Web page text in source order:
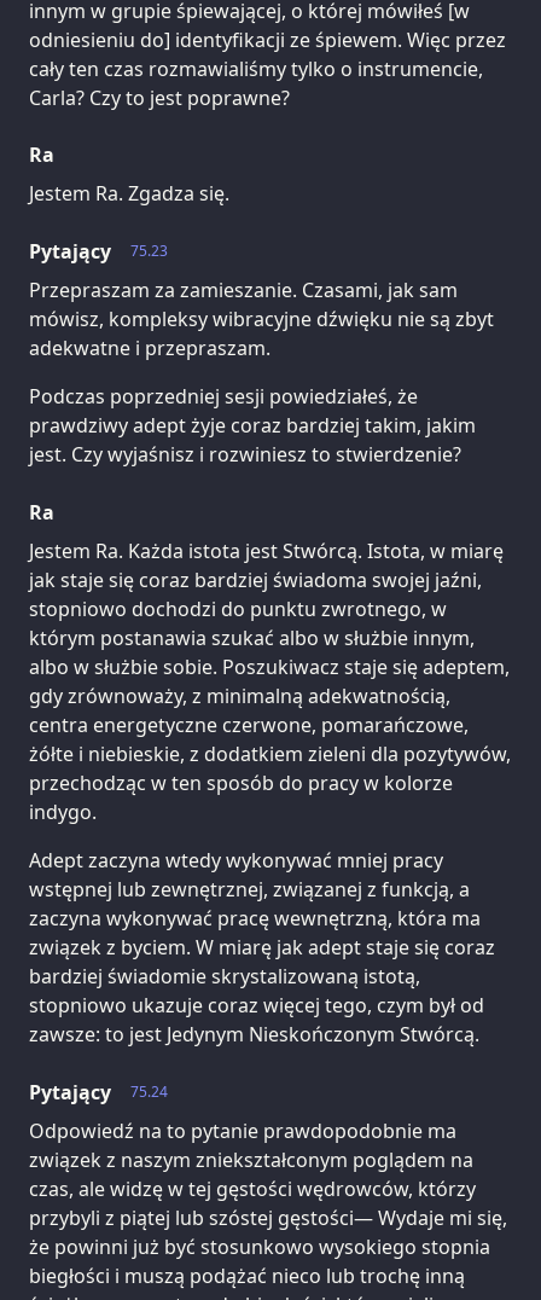
innym w grupie śpiewającej, o której mówiłeś [w
odniesieniu do] identyfikacji ze śpiewem. Więc przez
cały ten czas rozmawialiśmy tylko o instrumencie,
Carla? Czy to jest poprawne?
Ra
Jestem Ra. Zgadza się.
75.23
Pytający
Przepraszam za zamieszanie. Czasami, jak sam
mówisz, kompleksy wibracyjne dźwięku nie są zbyt
adekwatne i przepraszam.
Podczas poprzedniej sesji powiedziałeś, że
prawdziwy adept żyje coraz bardziej takim, jakim
jest. Czy wyjaśnisz i rozwiniesz to stwierdzenie?
Ra
Jestem Ra. Każda istota jest Stwórcą. Istota, w miarę
jak staje się coraz bardziej świadoma swojej jaźni,
stopniowo dochodzi do punktu zwrotnego, w
którym postanawia szukać albo w służbie innym,
albo w służbie sobie. Poszukiwacz staje się adeptem,
gdy zrównoważy, z minimalną adekwatnością,
centra energetyczne czerwone, pomarańczowe,
żółte i niebieskie, z dodatkiem zieleni dla pozytywów,
przechodząc w ten sposób do pracy w kolorze
indygo.
Adept zaczyna wtedy wykonywać mniej pracy
wstępnej lub zewnętrznej, związanej z funkcją, a
zaczyna wykonywać pracę wewnętrzną, która ma
związek z byciem. W miarę jak adept staje się coraz
bardziej świadomie skrystalizowaną istotą,
stopniowo ukazuje coraz więcej tego, czym był od
zawsze: to jest Jedynym Nieskończonym Stwórcą.
75.24
Pytający
Odpowiedź na to pytanie prawdopodobnie ma
związek z naszym zniekształconym poglądem na
czas, ale widzę w tej gęstości wędrowców, którzy
przybyli z piątej lub szóstej gęstości— Wydaje mi się,
że powinni już być stosunkowo wysokiego stopnia
biegłości i muszą podążać nieco lub trochę inną